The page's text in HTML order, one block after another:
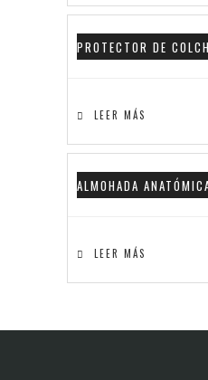
PROTECTOR DE
LEER MÁS
ALMOHADA
LEER MÁS